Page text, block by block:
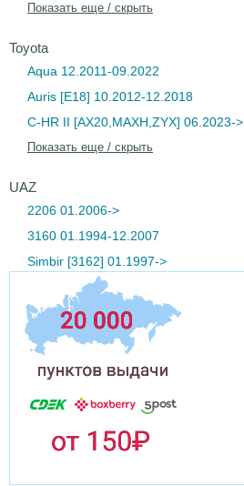
Показать еще / скрыть
Toyota
Aqua 12.2011-09.2022
Auris [E18] 10.2012-12.2018
C-HR II [AX20,MAXH,ZYX] 06.2023->
Показать еще / скрыть
UAZ
2206 01.2006->
3160 01.1994-12.2007
Simbir [3162] 01.1997->